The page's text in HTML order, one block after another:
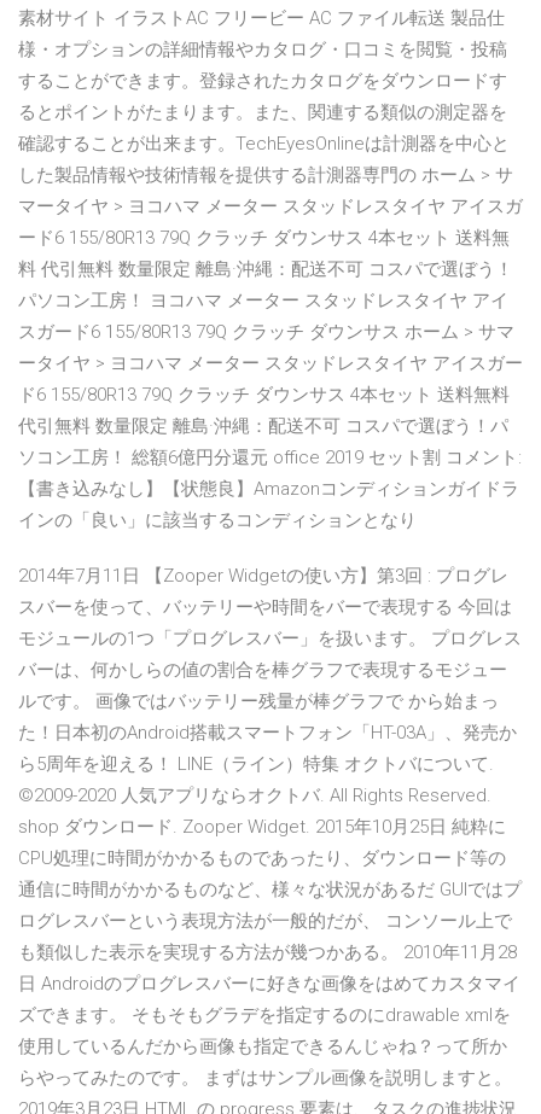
素材サイト イラストAC フリービー AC ファイル転送 製品仕
様・オプションの詳細情報やカタログ・口コミを閲覧・投稿
することができます。登録されたカタログをダウンロードす
るとポイントがたまります。また、関連する類似の測定器を
確認することが出来ます。TechEyesOnlineは計測器を中心と
した製品情報や技術情報を提供する計測器専門の ホーム > サ
マータイヤ > ヨコハマ メーター スタッドレスタイヤ アイスガ
ード6 155/80R13 79Q クラッチ ダウンサス 4本セット 送料無
料 代引無料 数量限定 離島·沖縄：配送不可 コスパで選ぼう！
パソコン工房！ ヨコハマ メーター スタッドレスタイヤ アイ
スガード6 155/80R13 79Q クラッチ ダウンサス ホーム > サマ
ータイヤ > ヨコハマ メーター スタッドレスタイヤ アイスガー
ド6 155/80R13 79Q クラッチ ダウンサス 4本セット 送料無料
代引無料 数量限定 離島·沖縄：配送不可 コスパで選ぼう！パ
ソコン工房！ 総額6億円分還元 office 2019 セット割 コメント:
【書き込みなし】【状態良】Amazonコンディションガイドラ
インの「良い」に該当するコンディションとなり
2014年7月11日 【Zooper Widgetの使い方】第3回 : プログレ
スバーを使って、バッテリーや時間をバーで表現する 今回は
モジュールの1つ「プログレスバー」を扱います。 プログレス
バーは、何かしらの値の割合を棒グラフで表現するモジュー
ルです。 画像ではバッテリー残量が棒グラフで から始まっ
た！日本初のAndroid搭載スマートフォン「HT-03A」、発売か
ら5周年を迎える！ LINE（ライン）特集 オクトバについて.
©2009-2020 人気アプリならオクトバ. All Rights Reserved.
shop ダウンロード. Zooper Widget. 2015年10月25日 純粋に
CPU処理に時間がかかるものであったり、ダウンロード等の
通信に時間がかかるものなど、様々な状況があるだ GUIではプ
ログレスバーという表現方法が一般的だが、 コンソール上で
も類似した表示を実現する方法が幾つかある。 2010年11月28
日 Androidのプログレスバーに好きな画像をはめてカスタマイ
ズできます。 そもそもグラデを指定するのにdrawable xmlを
使用しているんだから画像も指定できるんじゃね？って所か
らやってみたのです。 まずはサンプル画像を説明しますと。